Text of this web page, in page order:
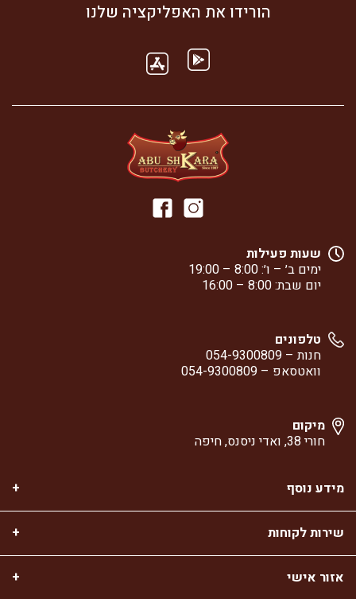
הורידו את האפליקציה שלנו
שעות פעילות
ימים ב׳ – ו׳: 8:00 – 19:00
יום שבת: 8:00 – 16:00
טלפונים
חנות – 054-9300809
וואטסאפ – 054-9300809
מיקום
חורי 38, ואדי ניסנס, חיפה
מידע נוסף
שירות לקוחות
אזור אישי